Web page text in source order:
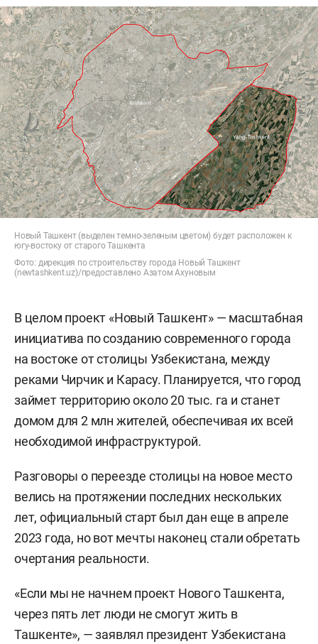
Новый Ташкент (выделен темно-зеленым цветом) будет расположен к
югу-востоку от старого Ташкента
Фото: дирекция по строительству города Новый Ташкент
(newtashkent.uz)/предоставлено Азатом Ахуновым
В целом проект «Новый Ташкент» — масштабная
инициатива по созданию современного города
на востоке от столицы Узбекистана, между
реками Чирчик и Карасу. Планируется, что город
займет территорию около 20 тыс. га и станет
домом для 2 млн жителей, обеспечивая их всей
необходимой инфраструктурой.
Разговоры о переезде столицы на новое место
велись на протяжении последних нескольких
лет, официальный старт был дан еще в апреле
2023 года, но вот мечты наконец стали обретать
очертания реальности.
«Если мы не начнем проект Нового Ташкента,
через пять лет люди не смогут жить в
Ташкенте», — заявлял президент Узбекистана